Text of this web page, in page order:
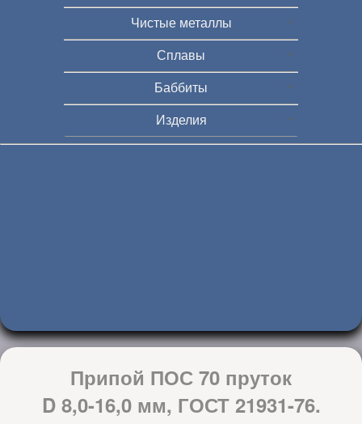
Чистые металлы
Сплавы
Баббиты
Изделия
Припой ПОС 70 пруток
D 8,0-16,0 мм, ГОСТ 21931-76.